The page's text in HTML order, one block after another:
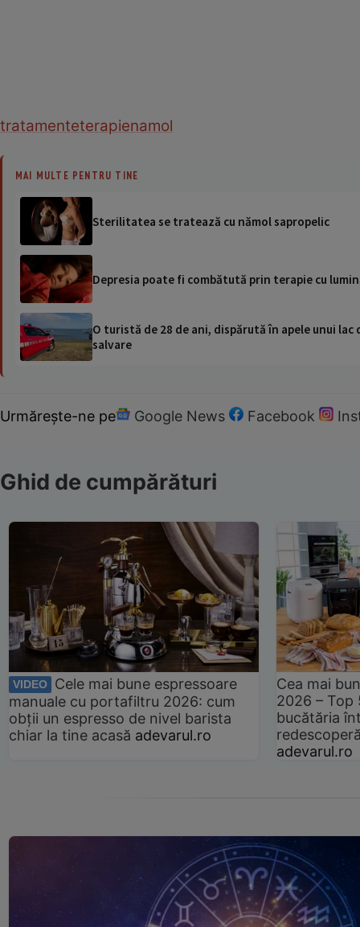
tratamenteterapienamol
MAI MULTE PENTRU TINE
Sterilitatea se tratează cu nămol sapropelic
Depresia poate fi combătută prin terapie cu
O turistă de 28 de ani, dispărută în apele unui
salvare
Urmărește-ne pe Google News Facebook
Ghid de cumpărături
VIDEO
Cele mai bune espressoare
manuale cu portafiltru 2026: cum
obții un espresso de nivel barista
chiar la tine acasă adevarul.ro
Cea mai
2026 –
bucătăria
adevarul.ro